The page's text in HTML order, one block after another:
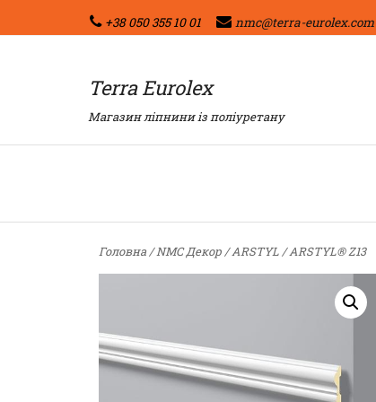
+38 050 355 10 01 nmc@terra-eurolex.com
Terra Eurolex
Магазин ліпнини із поліуретану
Головна /NMC Декор /ARSTYL / ARSTYL® Z13